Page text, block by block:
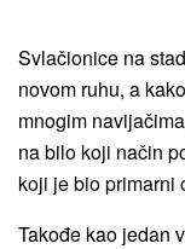
Svlačionice na
novom ruhu, a
mnogim
na bilo koji način
koji je bio primarni
Takođe kao jedan